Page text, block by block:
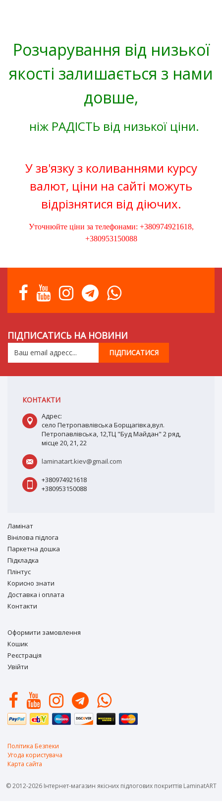
Розчарування від низької
якості залишається з нами
довше,
ніж РАДІСТЬ від низької ціни.
У зв'язку з коливаннями курсу
валют, ціни на сайті можуть
відрізнятися від діючих.
Уточнюйте ціни за телефонами: +380974921618,
+380953150088
ПІДПИСАТИСЬ НА НОВИНИ
КОНТАКТИ
Адрес:
село Петропавлівська Борщагівка,вул.
Петропавлівська, 12,ТЦ "Буд Майдан" 2 ряд,
місце 20, 21, 22
laminatart.kiev@gmail.com
+380974921618
+380953150088
Ламiнат
Вiнiлова підлога
Паркетна дошка
Підкладка
Плінтус
Корисно знати
Доставка і оплата
Контакти
Оформити замовлення
Кошик
Реєстрація
Увійти
Політика Безпеки
Угода користувача
Карта сайта
© 2012-2026 Інтернет-магазин якісних підлогових покриттів LaminatART